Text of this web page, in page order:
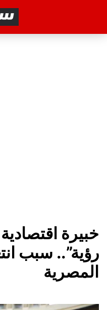
خبيرة
رؤية”.. سبب
المصرية